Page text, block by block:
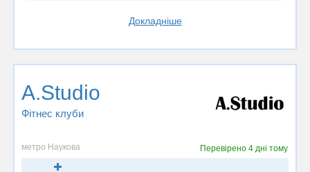
Докладніше
A.Studio
Фітнес клуби
метро Наукова Перевірено4 дні тому